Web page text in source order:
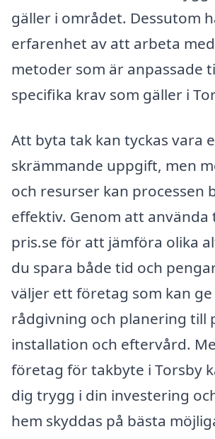
gäller i området. Dessutom
erfarenhet av att arbeta
metoder som är anpassade
specifika krav som gäller i
Att byta tak kan tyckas vara
skrämmande uppgift, men
och resurser kan processen
effektiv. Genom att använda
pris.se för att jämföra olika
du spara både tid och
väljer ett företag som kan
rådgivning och planering till
installation och eftervård.
företag för takbyte i Torsby
dig trygg i din investering
hem skyddas på bästa